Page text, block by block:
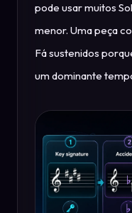
pode usar muitos
menor. Uma peça
Fá sustenidos
um dominante